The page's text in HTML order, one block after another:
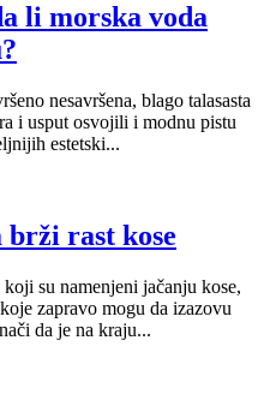
li morska voda
nesavršena, blago talasasta
i usput osvojili i modnu pistu
estetski...
rast kose
su namenjeni jačanju kose,
zapravo mogu da izazovu
da je na kraju...